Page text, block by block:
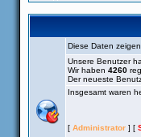
Diese Daten
Unsere Benutzer
Wir haben 4260
Der neueste
Insgesamt waren
[ Administrator ] [